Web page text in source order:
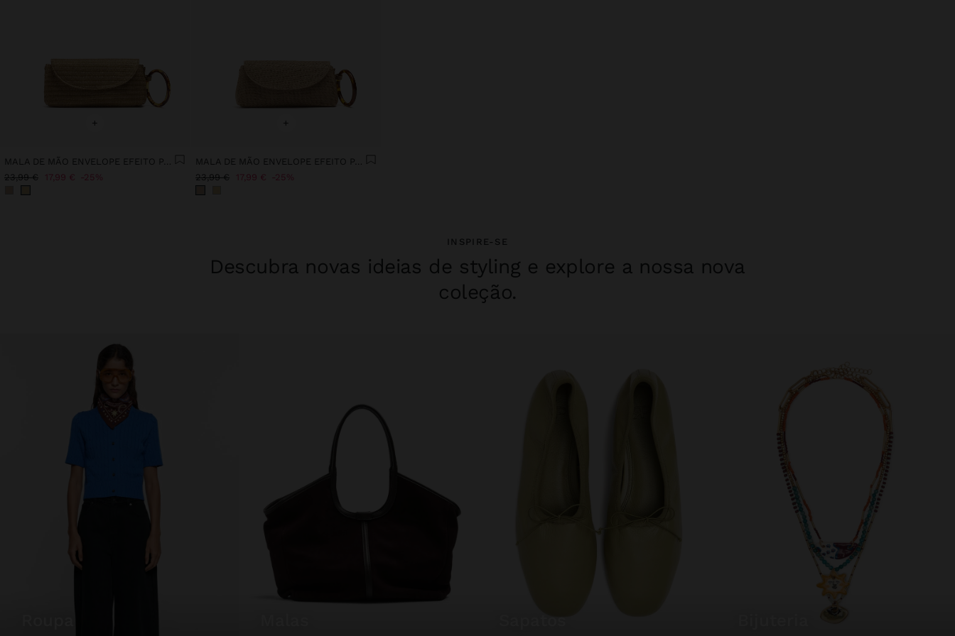
+
MALA DE MÃO ENVELOPE EFEITO PALHA COM ARO
23,99 € 17,99 € 25%
+
MALA DE MÃO ENVELOPE EFEITO PALHA COM ARO
23,99 € 17,99 € 25%
INSPIRE-SE
Descubra novas ideias de styling e explore a nossa nova
coleção.